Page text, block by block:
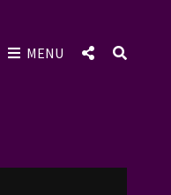
MENU
SOCIAL